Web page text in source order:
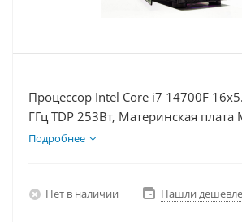
Процессор Intel Core i7 14700F
ГГц TDP 253Вт, Материнская плата
E D5, Видеокарта RTX 5050 8Гб,
Подробнее
Нет в наличии Нашли